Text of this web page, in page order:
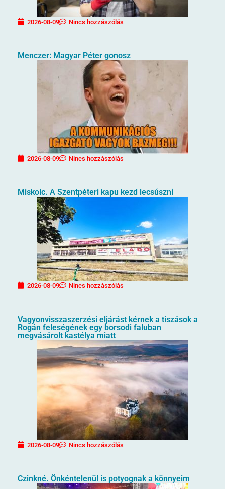
2026-08-09 Nincs hozzászólás
Menczer: Magyar Péter gonosz
2026-08-09 Nincs hozzászólás
Miskolc. A Szentpéteri kapu kezd lecsúszni
2026-08-09 Nincs hozzászólás
Vagyonvisszaszerzési eljárást kérnek a tiszások a
Rogán feleségének egy borsodi faluban
megvásárolt kastélya miatt
2026-08-09 Nincs hozzászólás
Czinkné. Önkéntelenül is potyognak a könnyeim